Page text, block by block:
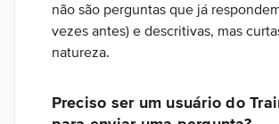
não são perguntas que já
vezes antes) e descritivas, mas
natureza.
Preciso ser um usuário do